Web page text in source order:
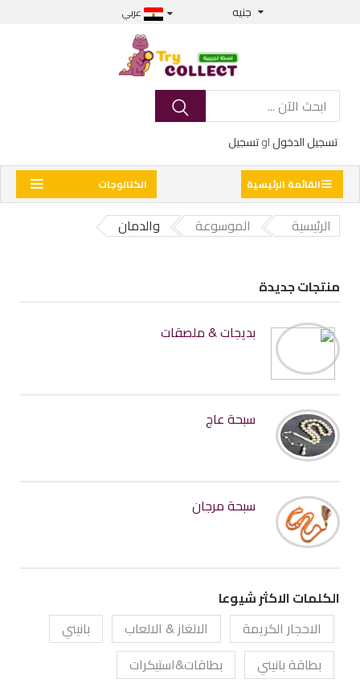
جنيه عربي
تسجيل الدخولاوتسجيل
الكتالوجات القائمة الرئيسية
الرئيسية الموسوعة والدمان
منتجات جديدة
بديجات & ملصقات
سبحة عاج
سبحة مرجان
الكلمات الاكثر شيوعا
الاحجار الكريمة
الالغاز & الالعاب
بانيني
بطاقة بانيني
بطاقات&استيكرات